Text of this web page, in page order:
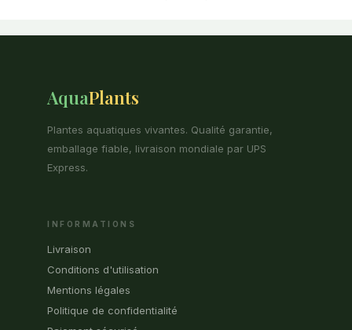
AquaPlants
Plantes aquatiques vivantes. Qualité garantie,
emballage fiable, livraison mondiale par UPS
Express.
INFORMATIONS
Livraison
Conditions d'utilisation
Mentions légales
Politique de confidentialité